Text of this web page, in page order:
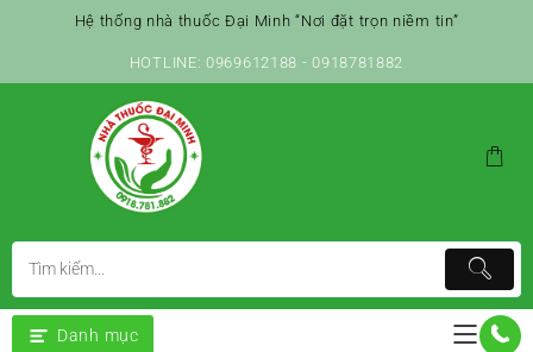
Hệ thống nhà thuốc Đại Minh “Nơi đặt trọn niềm tin”
HOTLINE: 0969612188 - 0918781882
Danh mục